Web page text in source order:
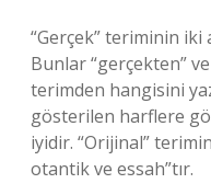
“Gerçek” teriminin iki
Bunlar “gerçekten”
terimden hangisini
gösterilen harflere
iyidir. “Orijinal”
otantik ve essah”tır.